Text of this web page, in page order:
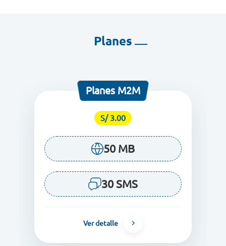
Planes
Planes M2M
S/ 3.00
50 MB
30 SMS
Ver detalle